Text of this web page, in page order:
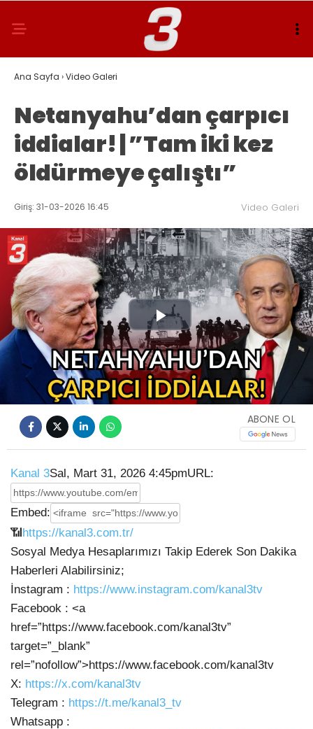
Ana Sayfa ›Video Galeri
Netanyahu’dan çarpıcı
iddialar! | ”Tam iki kez
öldürmeye çalıştı”
Giriş: 31-03-2026 16:45 Video Galeri
Play
Video
ABONE OL
Kanal 3Sal, Mart 31, 2026 4:45pmURL:
Embed:
📶https://kanal3.com.tr/
Sosyal Medya Hesaplarımızı Takip Ederek Son Dakika
Haberleri Alabilirsiniz;
İnstagram : https://www.instagram.com/kanal3tv
Facebook : <a
href=”https://www.facebook.com/kanal3tv”
target=”_blank”
rel=”nofollow”>https://www.facebook.com/kanal3tv
X: https://x.com/kanal3tv
Telegram : https://t.me/kanal3_tv
Whatsapp :